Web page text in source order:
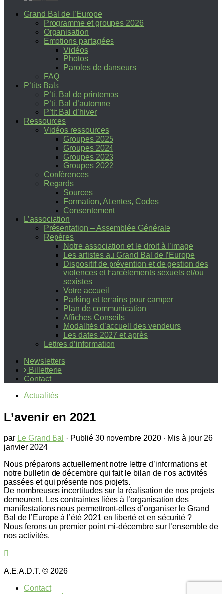
Grand Bal de l’Europe
Programme et groupes 2026
Organisation
Emotions partagées
Vidéos
Photos
Paroles de danseurs
FAQ
P’tits Bals
P’tit Bal de printemps
P’tit Bal d’automne
P’tit Bal d’hiver
Ressources
Vidéos ressources
Groupes 2025
Groupes 2024
Groupes 2023
Groupes 2022
Conférences
Regards
Sources
Formation, Attentes, Codes
Consentement
L’association
Présentation – Assemblée Générale
Repères
Notre association et le droit à l’image
Les artistes au Grand Bal de l’Europe
Dispositif de prévention et de gestion des
violences et harcèlements sexuels et/ou
sexistes
Votre accueil
Parking et terrains pour camper
Plan de communication
Affiches Conseils
Modalités d’accueil des vendeurs
Les dates 2027 et après
Lettres d’information
Newsletters
Billetterie
Contact
Actualités
L’avenir en 2021
par Le Grand Bal · Publié 30 novembre 2020 · Mis à jour 26
janvier 2024
Nous préparons actuellement notre lettre d’informations et
notre bulletin de décembre qui fait le bilan de nos activités
passées et qui présente nos projets.
De nombreuses incertitudes sur la réalisation de nos projets
demeurent. Les contraintes liées à l’organisation des
manifestations nous permettront-elles d’organiser le Grand
Bal de l’Europe à l’été 2021 en liberté et en sécurité ?
Nous ferons un premier point mi-décembre sur l’ensemble de
nos activités.
A.E.A.D.T. © 2026
Contact